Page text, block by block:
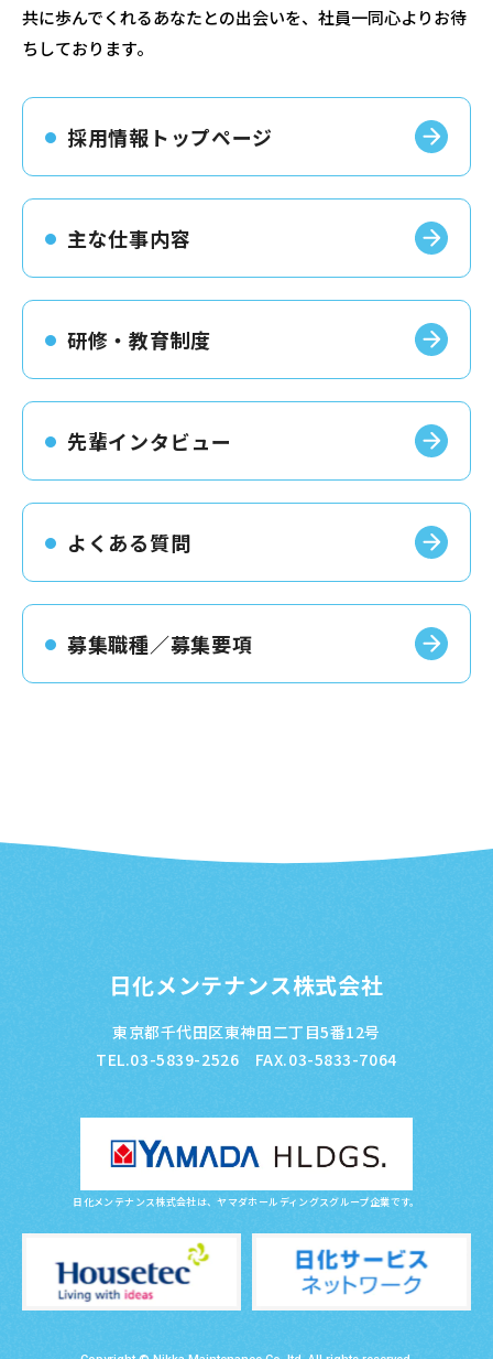
共に歩んでくれるあなたとの出会いを、社員一同心よりお待
ちしております。
採用情報トップページ
主な仕事内容
研修・教育制度
先輩インタビュー
よくある質問
募集職種／募集要項
日化メンテナンス株式会社
東京都千代田区東神田二丁目5番12号
TEL.03-5839-2526 FAX.03-5833-7064
日化メンテナンス株式会社は、ヤマダホールディングスグループ企業です。